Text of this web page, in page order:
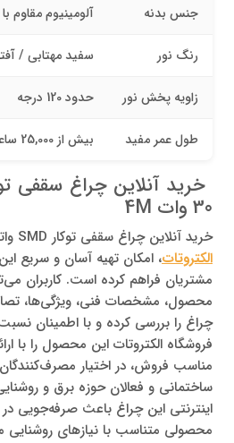
جنس بدنه آلومینیوم مقاوم
رنگ نور سفید مهتابی /
زاویه پخش نور حدود 120 درجه
طول عمر مفید بیش از 25,000 ساعت
30 وات 4M
خرید آنلاین چراغ سقفی توکار SMD واترپروف 30 وات 4M در
الکتروتات، امکان تهیه آسان و سریع
مشتریان فراهم کرده است. کاربران
محصول، مشخصات فنی، ویژگی‌ها،
چراغ را بررسی کرده و با اطمینان
فروشگاه الکتروتات این محصول را با
مناسب فروش، در اختیار
ساختمانی و فعالان حوزه برق و
اینترنتی این چراغ باعث صرفه‌جویی
محصولی متناسب با نیازهای روشنایی